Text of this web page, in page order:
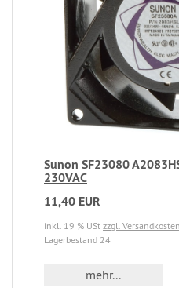
Sunon SF23080
230VAC
11,40 EUR
inkl. 19 % USt zzgl. Versandkosten
Lagerbestand 24
mehr...